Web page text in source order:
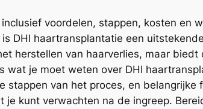
voordelen, stappen, kosten en
DHI haartransplantatie een
herstellen van haarverlies, maar
je moet weten over DHI
stappen van het proces, en
kunt verwachten na de ingreep.